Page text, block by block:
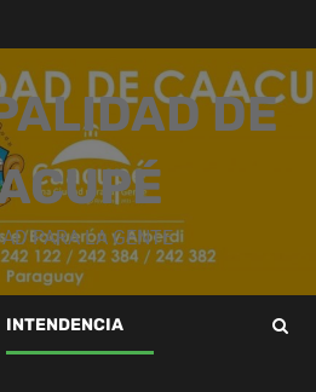
DE
PARA LA GENTE
INTENDENCIA